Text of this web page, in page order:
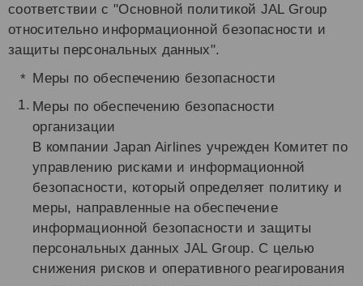
соответствии с "Основной политикой JAL Group
относительно информационной безопасности и
защиты персональных данных".
Меры по обеспечению безопасности
Меры по обеспечению безопасности
организации
В компании Japan Airlines учрежден Комитет по
управлению рисками и информационной
безопасности, который определяет политику и
меры, направленные на обеспечение
информационной безопасности и защиты
персональных данных JAL Group. С целью
снижения рисков и оперативного реагирования